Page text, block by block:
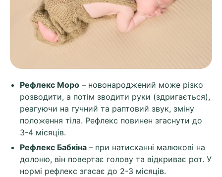
Рефлекс Моро – новонароджений може різко
розводити, а потім зводити руки (здригається),
реагуючи на гучний та раптовий звук, зміну
положення тіла. Рефлекс повинен згаснути до
3-4 місяців.
Рефлекс Бабкіна – при натисканні малюкові на
долоню, він повертає голову та відкриває рот. У
нормі рефлекс згасає до 2-3 місяців.